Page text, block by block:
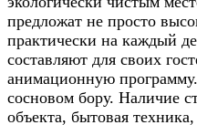
предложат не просто
практически на каждый
составляют для своих
анимационную
сосновом бору. Наличие
объекта, бытовая